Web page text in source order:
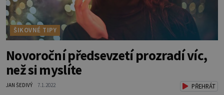
ŠIKOVNÉ TIPY
Novoroční předsevzetí prozradí víc,
než si myslíte
JAN ŠEDIVÝ 7.1.2022 PŘEHRÁT